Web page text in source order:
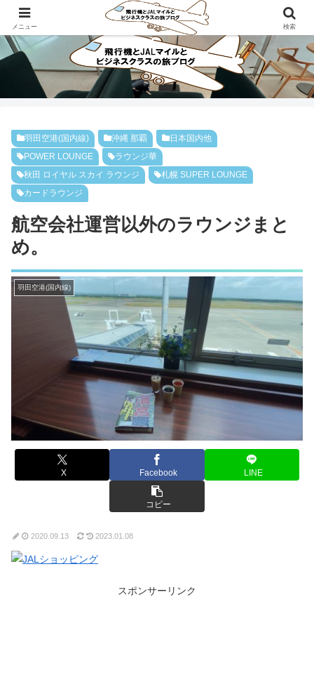
ビジネスクラスで旅にでよう！！
羽田空港(国内線) 沖縄 那覇
日本国内他
POWER LOUNGE
ラウンジ華
秋田 ロイヤル スカイ ラウンジ
札幌 SUPER LOUNGE
カードラウンジ
航空会社運営以外のラウンジまと
め。
羽田空港(国内線)
X Facebook LINE
コピー
2020.09.13 2023.01.08
スポンサーリンク
メニュー 検索